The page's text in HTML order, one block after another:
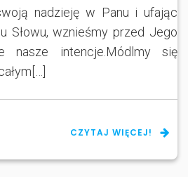
nadzieję w Panu i ufając
Słowu, wznieśmy przed Jego
nasze intencje.Módlmy się
CZYTAJ WIĘCEJ!